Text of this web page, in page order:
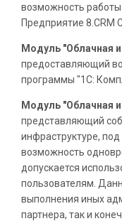
возможность
Предприятие 8.CRM
Модуль "Облачная
предоставляющий
программы "1С:
Модуль "Облачная
представляющий
инфраструктуре,
возможность
допускается
пользователям.
выполнения иных
партнера, так и